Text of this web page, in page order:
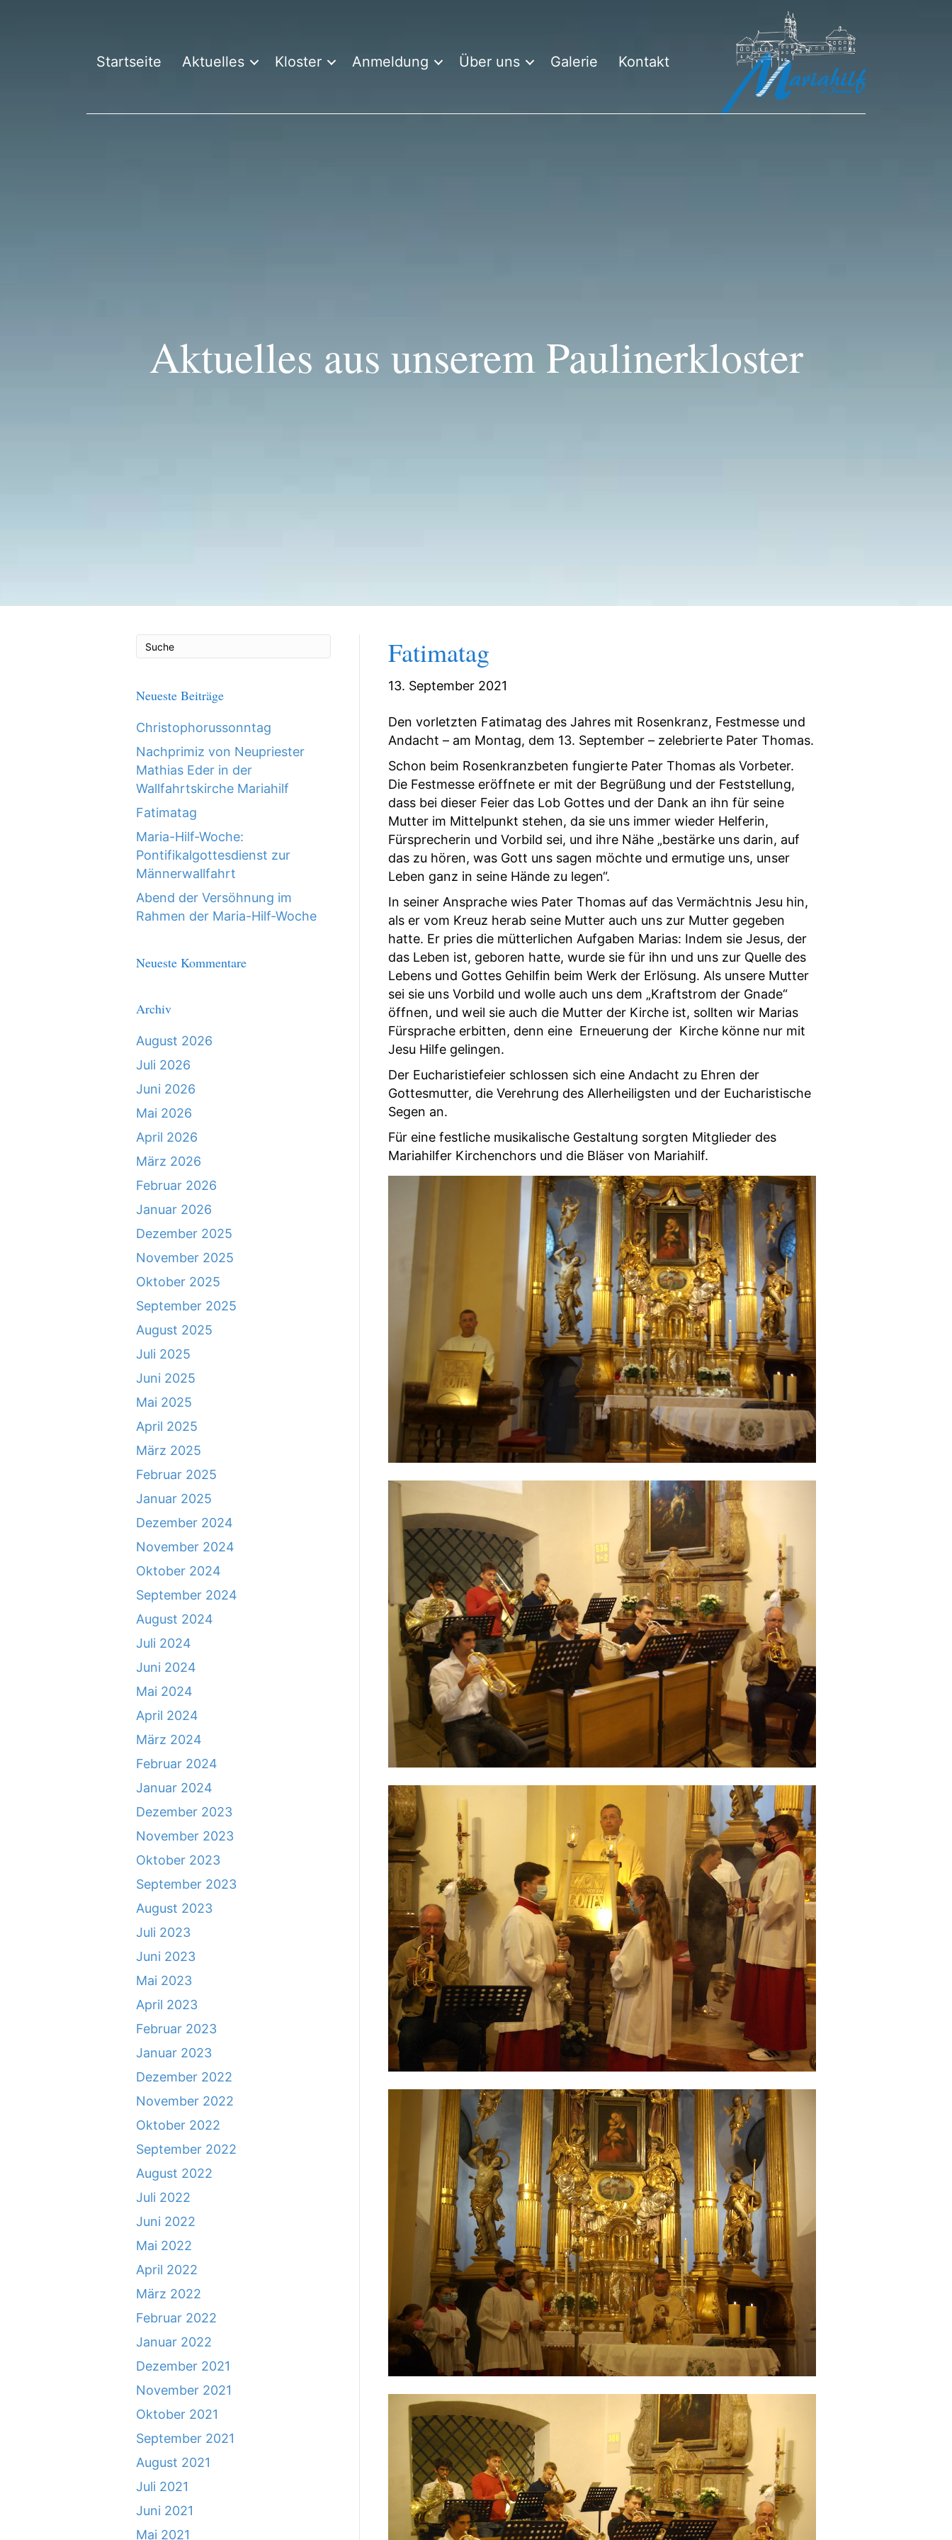
Startseite Aktuelles Kloster Anmeldung Über uns Galerie Kontakt
Aktuelles aus unserem Paulinerkloster
Neueste Beiträge
Christophorussonntag
Nachprimiz von Neupriester
Mathias Eder in der
Wallfahrtskirche Mariahilf
Fatimatag
Maria-Hilf-Woche:
Pontifikalgottesdienst zur
Männerwallfahrt
Abend der Versöhnung im
Rahmen der Maria-Hilf-Woche
Neueste Kommentare
Archiv
August 2026
Juli 2026
Juni 2026
Mai 2026
April 2026
März 2026
Februar 2026
Januar 2026
Dezember 2025
November 2025
Oktober 2025
September 2025
August 2025
Juli 2025
Juni 2025
Mai 2025
April 2025
März 2025
Februar 2025
Januar 2025
Dezember 2024
November 2024
Oktober 2024
September 2024
August 2024
Juli 2024
Juni 2024
Mai 2024
April 2024
März 2024
Februar 2024
Januar 2024
Dezember 2023
November 2023
Oktober 2023
September 2023
August 2023
Juli 2023
Juni 2023
Mai 2023
April 2023
Februar 2023
Januar 2023
Dezember 2022
November 2022
Oktober 2022
September 2022
August 2022
Juli 2022
Juni 2022
Mai 2022
April 2022
März 2022
Februar 2022
Januar 2022
Dezember 2021
November 2021
Oktober 2021
September 2021
August 2021
Juli 2021
Juni 2021
Mai 2021
Fatimatag
13. September 2021
Den vorletzten Fatimatag des Jahres mit Rosenkranz, Festmesse und
Andacht – am Montag, dem 13. September – zelebrierte Pater Thomas.
Schon beim Rosenkranzbeten fungierte Pater Thomas als Vorbeter.
Die Festmesse eröffnete er mit der Begrüßung und der Feststellung,
dass bei dieser Feier das Lob Gottes und der Dank an ihn für seine
Mutter im Mittelpunkt stehen, da sie uns immer wieder Helferin,
Fürsprecherin und Vorbild sei, und ihre Nähe „bestärke uns darin, auf
das zu hören, was Gott uns sagen möchte und ermutige uns, unser
Leben ganz in seine Hände zu legen“.
In seiner Ansprache wies Pater Thomas auf das Vermächtnis Jesu hin,
als er vom Kreuz herab seine Mutter auch uns zur Mutter gegeben
hatte. Er pries die mütterlichen Aufgaben Marias: Indem sie Jesus, der
das Leben ist, geboren hatte, wurde sie für ihn und uns zur Quelle des
Lebens und Gottes Gehilfin beim Werk der Erlösung. Als unsere Mutter
sei sie uns Vorbild und wolle auch uns dem „Kraftstrom der Gnade“
öffnen, und weil sie auch die Mutter der Kirche ist, sollten wir Marias
Fürsprache erbitten, denn eine Erneuerung der Kirche könne nur mit
Jesu Hilfe gelingen.
Der Eucharistiefeier schlossen sich eine Andacht zu Ehren der
Gottesmutter, die Verehrung des Allerheiligsten und der Eucharistische
Segen an.
Für eine festliche musikalische Gestaltung sorgten Mitglieder des
Mariahilfer Kirchenchors und die Bläser von Mariahilf.